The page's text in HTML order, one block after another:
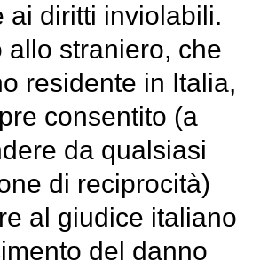
ai diritti inviolabili.
allo straniero, che
residente in Italia,
consentito (a
da qualsiasi
di reciprocità)
al giudice italiano
del danno